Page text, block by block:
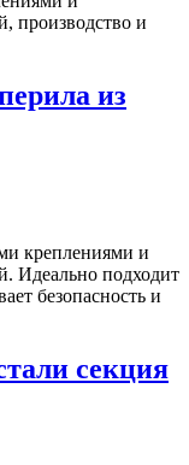
из
секция